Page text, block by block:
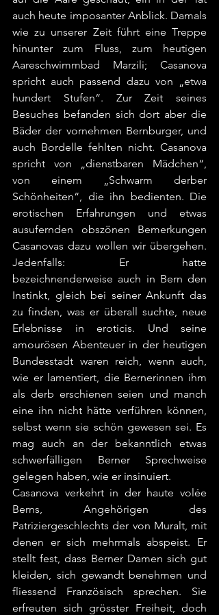
auch heute imposanter Anblick. Damals
wie zu unserer Zeit führt eine Treppe
hinunter zum Fluss, zum heutigen
Aareschwimmbad Marzili; Casanova
spricht auch passend dazu von „etwa
hundert Stufen“. Zur Zeit seines
Besuches befanden sich dort aber die
Bäder der vornehmen Bernburger, und
auch Bordelle fehlten nicht. Casanova
spricht von „dienstbaren Mädchen“,
von einem „Schwarm derber
Schönheiten“, die ihn bedienten. Die
erotischen Erfahrungen und etwas
ausufernden obszönen Bemerkungen
Casanovas dazu wollen wir übergehen.
Jedenfalls: Er hatte
bezeichnenderweise auch in Bern den
Instinkt, gleich bei seiner Ankunft das
zu finden, was er überall suchte, neue
Erlebnisse in eroticis. Und seine
amourösen Abenteuer in der heutigen
Bundesstadt waren reich, wenn auch,
wie er lamentiert, die Bernerinnen ihm
als derb erschienen seien und manch
eine ihn nicht hätte verführen können,
selbst wenn sie schön gewesen sei. Es
mag auch an der bekanntlich etwas
schwerfälligen Berner Sprechweise
gelegen haben, wie er insinuiert.
Casanova verkehrt in der haute volée
Berns, Angehörigen des
Patriziergeschlechts der von Muralt, mit
denen er sich mehrmals abspeist. Er
stellt fest, dass Berner Damen sich gut
kleiden, sich gewandt benehmen und
fliessend Französisch sprechen. Sie
erfreuten sich grösster Freiheit, doch